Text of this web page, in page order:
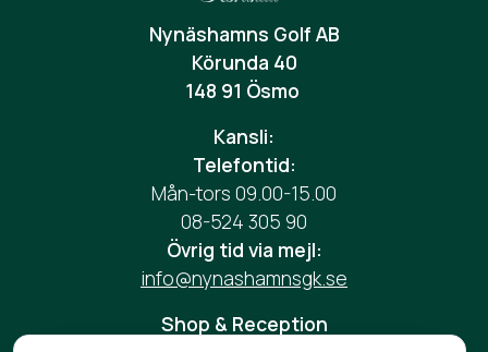
Nynäshamns Golf AB
Körunda 40
148 91 Ösmo
Kansli:
Telefontid:
Mån-tors 09.00-15.00
08-524 305 90
Övrig tid via mejl:
info@nynashamnsgk.se
Shop & Reception